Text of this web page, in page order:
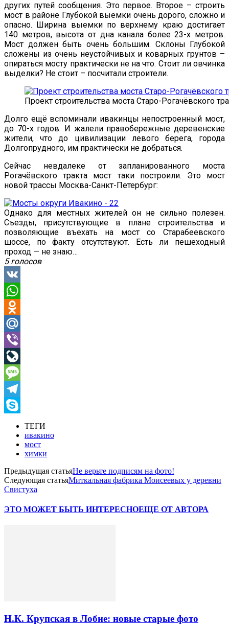
других путей сообщения. Это первое. Второе – строить
мост в районе Глубокой выемки очень дорого, сложно и
опасно. Ширина выемки по верхнему краю достигает
140 метров, высота от дна канала более 23-х метров.
Мост должен быть очень большим. Склоны Глубокой
сложены из очень неустойчивых и коварных грунтов –
опираться мосту практически не на что. Стоит ли овчинка
выделки? Не стоит – посчитали строители.
Проект строительства моста Старо-Рогачёвского
Долго ещё вспоминали ивакинцы непостроенный мост,
до 70-х годов. И жалели правобережные деревенские
жители, что до цивилизации левого берега, города
Долгопрудного, им практически не добраться.
Сейчас невдалеке от запланированного моста
Рогачёвского тракта мост таки построили. Это мост
новой трассы Москва-Санкт-Петербург:
Однако для местных жителей он не сильно полезен.
Съезды, присутствующие в плане строительства и
позволяющие въехать на мост со Старабеевского
шоссе, по факту отсутствуют. Есть ли пешеходный
проход — не знаю…
5 голосов
VK
WhatsApp
Odnoklassniki
Mail.Ru
Viber
LiveJournal
Message
Telegram
SkypeТЕГИ
ивакино
мост
химки
Предыдущая статьяНе верьте подписям на фото!
Следующая статьяМиткальная фабрика Моисеевых у деревни
Свистуха
ЭТО МОЖЕТ БЫТЬ ИНТЕРЕСНОЕЩЕ ОТ АВТОРА
Н.К. Крупская в Лобне: новые старые фото